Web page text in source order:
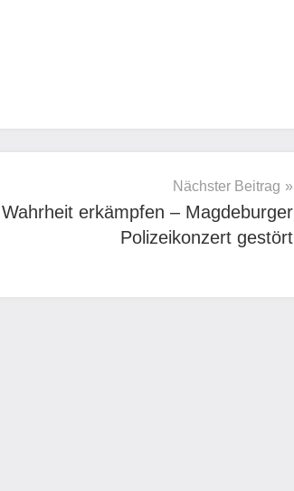
Nächster Beitrag
erkämpfen – Magdeburger
Polizeikonzert gestört